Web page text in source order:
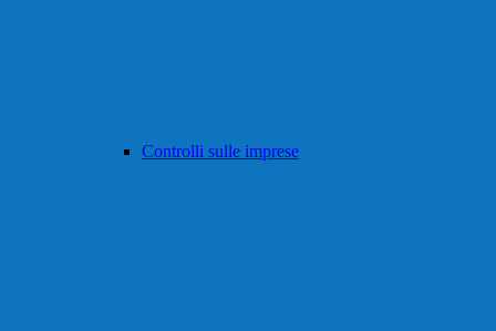
Controlli sulle imprese